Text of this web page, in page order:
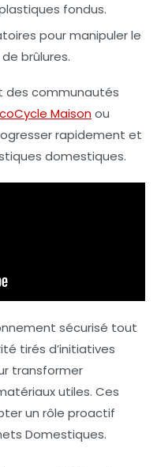
fondus.
pour manipuler le
brûlures.
des communautés
Maisonou
rapidement et
domestiques.
sécurisé tout
tirés d’initiatives
transformer
utiles. Ces
un rôle proactif
Domestiques.